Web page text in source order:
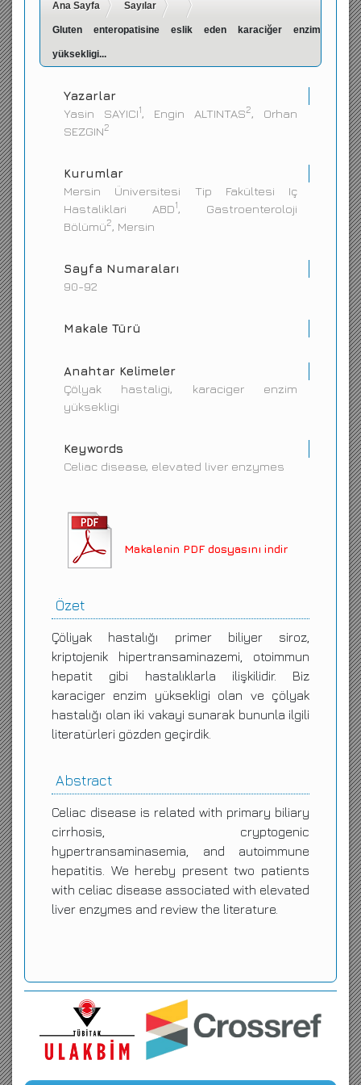
İletişim
Ana Sayfa Sayılar
Gluten enteropatisine eslik eden karaciğer enzim
yüksekligi...
Yazarlar
Yasin SAYICI1, Engin ALTINTAS2, Orhan
SEZGIN2
Kurumlar
Mersin Üniversitesi Tip Fakültesi Iç
Hastaliklari ABD1, Gastroenteroloji
Bölümü2, Mersin
Sayfa Numaraları
90-92
Makale Türü
Anahtar Kelimeler
Çölyak hastaligi, karaciger enzim
yüksekligi
Keywords
Celiac disease, elevated liver enzymes
Makalenin PDF dosyasını indir
Özet
Çöliyak hastalığı primer biliyer siroz,
kriptojenik hipertransaminazemi, otoimmun
hepatit gibi hastalıklarla ilişkilidir. Biz
karaciger enzim yüksekligi olan ve çölyak
hastalığı olan iki vakayi sunarak bununla ilgili
literatürleri gözden geçirdik.
Abstract
Celiac disease is related with primary biliary
cirrhosis, cryptogenic
hypertransaminasemia, and autoimmune
hepatitis. We hereby present two patients
with celiac disease associated with elevated
liver enzymes and review the literature.